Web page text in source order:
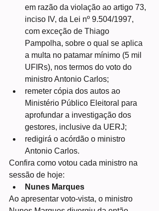
em razão da violação ao artigo 73,
inciso IV, da Lei nº 9.504/1997,
com exceção de Thiago
Pampolha, sobre o qual se aplica
a multa no patamar mínimo (5 mil
UFIRs), nos termos do voto do
ministro Antonio Carlos;
remeter cópia dos autos ao
Ministério Público Eleitoral para
aprofundar a investigação dos
gestores, inclusive da UERJ;
redigirá o acórdão o ministro
Antonio Carlos.
Confira como votou cada ministro na
sessão de hoje:
Nunes Marques
Ao apresentar voto-vista, o ministro